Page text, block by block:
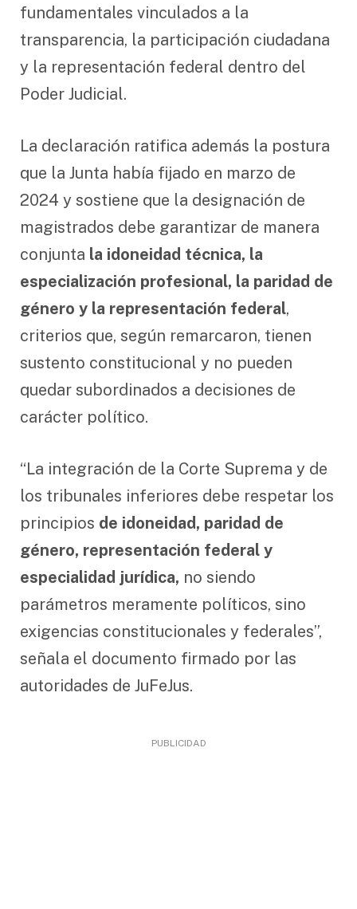
fundamentales vinculados a la
transparencia, la participación ciudadana
y la representación federal dentro del
Poder Judicial.
La declaración ratifica además la postura
que la Junta había fijado en marzo de
2024 y sostiene que la designación de
magistrados debe garantizar de manera
conjunta la idoneidad técnica, la
especialización profesional, la paridad de
género y la representación federal,
criterios que, según remarcaron, tienen
sustento constitucional y no pueden
quedar subordinados a decisiones de
carácter político.
“La integración de la Corte Suprema y de
los tribunales inferiores debe respetar los
principios de idoneidad, paridad de
género, representación federal y
especialidad jurídica, no siendo
parámetros meramente políticos, sino
exigencias constitucionales y federales”,
señala el documento firmado por las
autoridades de JuFeJus.
PUBLICIDAD